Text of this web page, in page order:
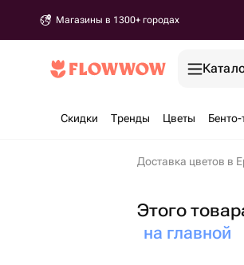
Магазины в 1300+ городах
Скидки Тренды Цветы
Доставка цветов в
Этого
на главной